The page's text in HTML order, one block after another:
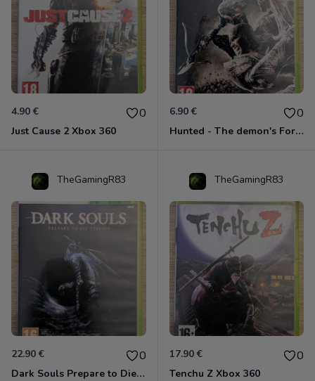
4.90 € 0
Just Cause 2 Xbox 360
6.90 € 0
Hunted - The demon's Forge Xbox 360 (Complet CIB)
TheGamingR83
22.90 € 0
Dark Souls Prepare to Die Edition XBOX 360
TheGamingR83
17.90 € 0
Tenchu Z Xbox 360